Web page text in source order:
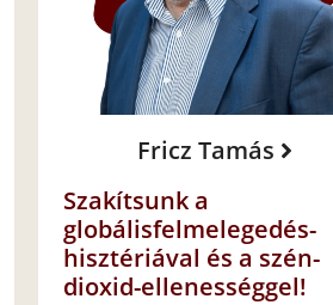
Fricz Tamás
Szakítsunk a
globálisfelmelegedés-
hisztériával és a szén-
dioxid-ellenességgel!